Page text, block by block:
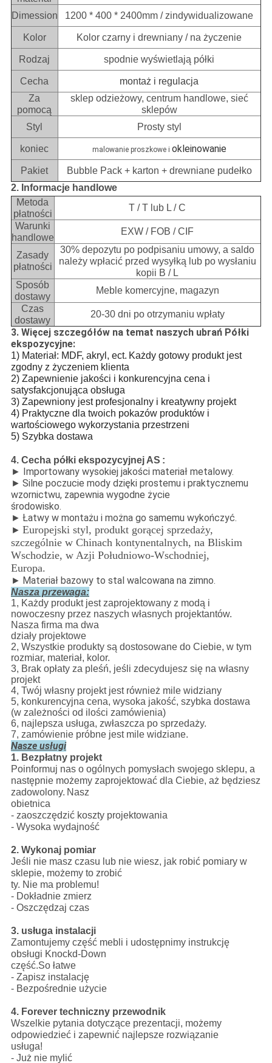
Dimession 1200 * 400 * 2400mm / zindywidualizowane
Kolor Kolor czarny i drewniany / na życzenie
Rodzaj spodnie wyświetlają półki
Cecha
montaż i regulacja
Za
pomocą
sklep odzieżowy, centrum handlowe, sieć
sklepów
Styl
Prosty styl
koniec malowanie proszkowe i okleinowanie
Pakiet
Bubble Pack + karton + drewniane pudełko
2. Informacje handlowe
Metoda
płatności
T / T lub L / C
Warunki
handlowe
EXW / FOB / CIF
Zasady
płatności
30% depozytu po podpisaniu umowy, a saldo
należy wpłacić przed wysyłką lub po wysłaniu
kopii B / L
Sposób
dostawy
Meble komercyjne, magazyn
Czas
dostawy
20-30 dni po otrzymaniu wpłaty
3. Więcej szczegółów na temat naszych ubrań Półki
ekspozycyjne:
1) Materiał: MDF, akryl, ect. Każdy gotowy produkt jest
zgodny z życzeniem klienta
2) Zapewnienie jakości i konkurencyjna cena i
satysfakcjonująca obsługa
3) Zapewniony jest profesjonalny i kreatywny projekt
4) Praktyczne dla twoich pokazów produktów i
wartościowego wykorzystania przestrzeni
5) Szybka dostawa
4. Cecha półki ekspozycyjnej AS :
► Importowany wysokiej jakości materiał metalowy.
► Silne poczucie mody dzięki prostemu i praktycznemu
wzornictwu, zapewnia wygodne życie
środowisko.
► Łatwy w montażu i można go samemu wykończyć.
► Europejski styl, produkt gorącej sprzedaży,
szczególnie w Chinach kontynentalnych, na Bliskim
Wschodzie, w Azji Południowo-Wschodniej,
Europa.
► Materiał bazowy to stal walcowana na zimno.
Nasza przewaga:
1, Każdy produkt jest zaprojektowany z modą i
nowoczesny przez naszych własnych projektantów.
Nasza firma ma dwa
działy projektowe
2, Wszystkie produkty są dostosowane do Ciebie, w tym
rozmiar, materiał, kolor.
3, Brak opłaty za pleśń, jeśli zdecydujesz się na własny
projekt
4, Twój własny projekt jest również mile widziany
5, konkurencyjna cena, wysoka jakość, szybka dostawa
(w zależności od ilości zamówienia)
6, najlepsza usługa, zwłaszcza po sprzedaży.
7, zamówienie próbne jest mile widziane.
Nasze usługi
1. Bezpłatny projekt
Poinformuj nas o ogólnych pomysłach swojego sklepu, a
następnie możemy zaprojektować dla Ciebie, aż będziesz
zadowolony. Nasz
obietnica
- zaoszczędzić koszty projektowania
- Wysoka wydajność
2. Wykonaj pomiar
Jeśli nie masz czasu lub nie wiesz, jak robić pomiary w
sklepie, możemy to zrobić
ty. Nie ma problemu!
- Dokładnie zmierz
- Oszczędzaj czas
3. usługa instalacji
Zamontujemy część mebli i udostępnimy instrukcję
obsługi Knockd-Down
część.So łatwe
- Zapisz instalację
- Bezpośrednie użycie
4. Forever techniczny przewodnik
Wszelkie pytania dotyczące prezentacji, możemy
odpowiedzieć i zapewnić najlepsze rozwiązanie
usługa!
- Już nie mylić